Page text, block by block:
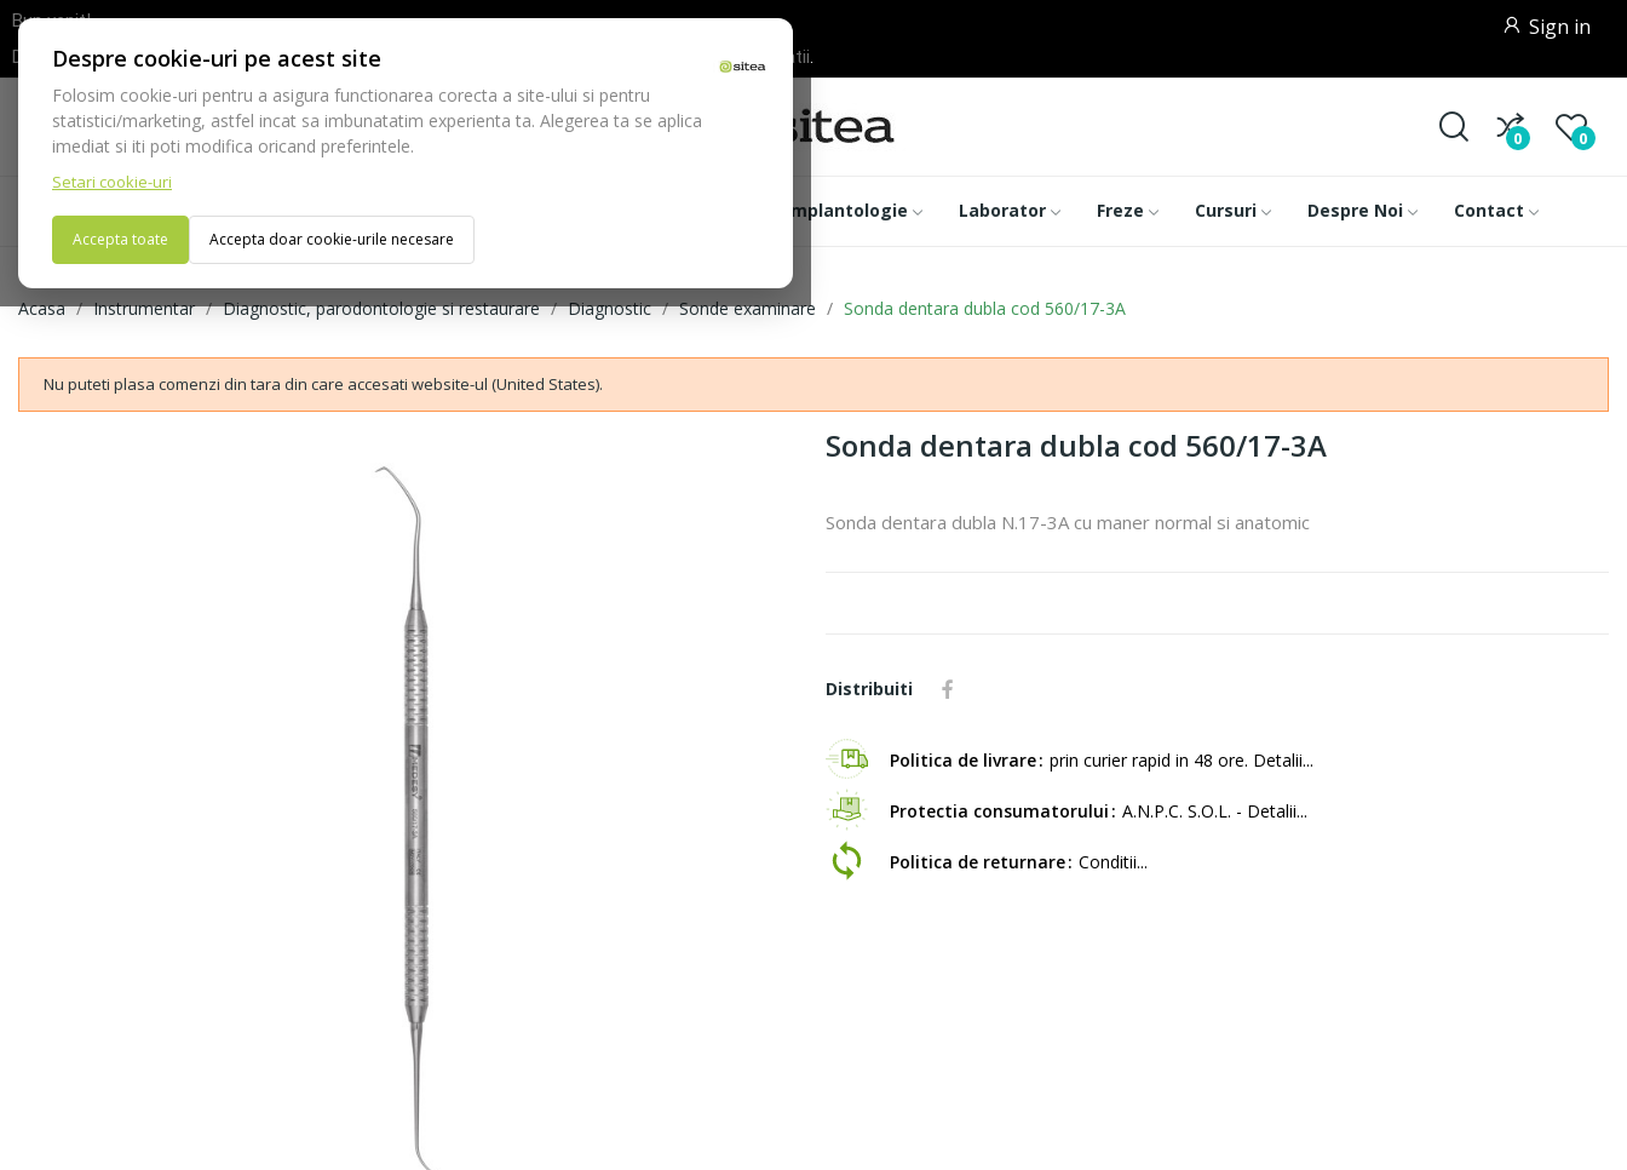
Despre cookie-uri pe acest site
Folosim cookie-uri pentru a asigura functionarea corecta a site-ului si pentru
statistici/marketing, astfel incat sa imbunatatim experienta ta. Alegerea ta se aplica
imediat si iti poti modifica oricand preferintele.
Setari cookie-uri
Accepta toate Accepta doar cookie-urile necesare
Bun venit!
Dupa efectuarea comenzii va rugam sa asteptati confirmarea stocurilor inainte de efectuarea platii.
Sign in
Telefon:
021-528 03 23
0 0
Acasa Consumabile Echipamente Implantologie Laborator Freze Cursuri Despre Noi Contact
Acasa Instrumentar Diagnostic, parodontologie si restaurare Diagnostic Sonde examinare Sonda dentara dubla cod 560/17-3A
Nu puteti plasa comenzi din tara din care accesati website-ul (United States).
Sonda dentara dubla cod 560/17-3A
Sonda dentara dubla N.17-3A cu maner normal si anatomic
Distribuiti
Politica de livrare prin curier rapid in 48 ore. Detalii...
Protectia consumatorului A.N.P.C. S.O.L. - Detalii...
Politica de returnare Conditii...